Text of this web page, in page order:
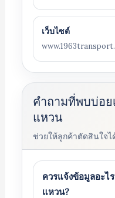
เว็บไซต์
คำถามที่พบบ่อย
แหวน
ช่วยให้ลูกค้าตัดสินใจ
ควรแจ้งข้อมูลอะไ
แหวน?